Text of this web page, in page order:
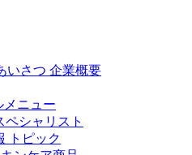
いさつ 企業概要
メニュー
ペシャリスト
トピック